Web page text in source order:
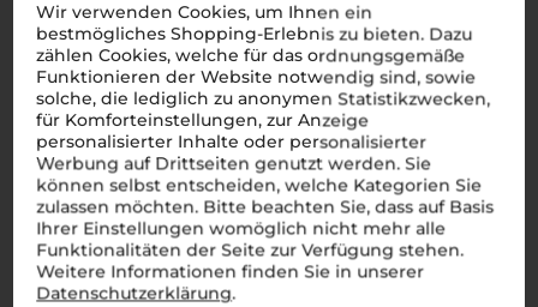
Wir verwenden Cookies, um Ihnen ein
bestmögliches Shopping-Erlebnis zu bieten. Dazu
zählen Cookies, welche für das ordnungsgemäße
Funktionieren der Website notwendig sind, sowie
solche, die lediglich zu anonymen Statistikzwecken,
für Komforteinstellungen, zur Anzeige
personalisierter Inhalte oder personalisierter
Werbung auf Drittseiten genutzt werden. Sie
können selbst entscheiden, welche Kategorien Sie
zulassen möchten. Bitte beachten Sie, dass auf Basis
Ihrer Einstellungen womöglich nicht mehr alle
Funktionalitäten der Seite zur Verfügung stehen.
Weitere Informationen finden Sie in unserer
Datenschutzerklärung.
Über die Rebsorte
Sangiovese